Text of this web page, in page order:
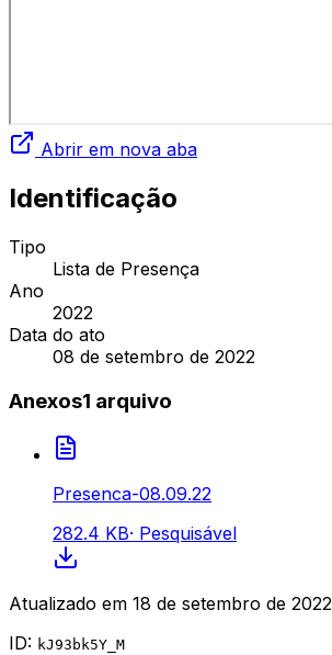
Abrir em nova aba
Identificação
Tipo
Lista de Presença
Ano
2022
Data do ato
08 de setembro de 2022
Anexos1 arquivo
Presenca-08.09.22
282.4 KB· Pesquisável
Atualizado em 18 de setembro de 2022
ID: kJ93bk5Y_M